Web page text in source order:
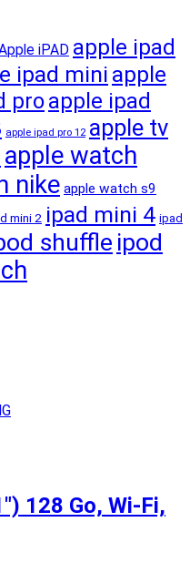
iPAD apple ipad
ipad mini apple
proapple ipad
apple ipad pro 12 apple tv
apple watch
nike apple watch s9
mini 2 ipad mini 4 ipad
shuffle ipod
128 Go, Wi-Fi,